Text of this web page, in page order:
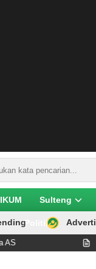
Sulteng
Politik
Mayat